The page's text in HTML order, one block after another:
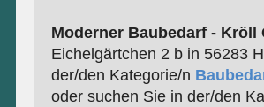
Moderner Baubedarf - Kröll
Eichelgärtchen 2 b in 56283
der/den Kategorie/n
oder suchen Sie in der/den